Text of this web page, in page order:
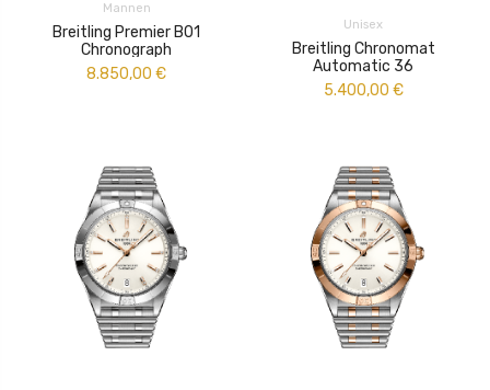
Mannen
Breitling Premier B01
Chronograph
8.850,00 €
Unisex
Breitling Chronomat
Automatic 36
5.400,00 €